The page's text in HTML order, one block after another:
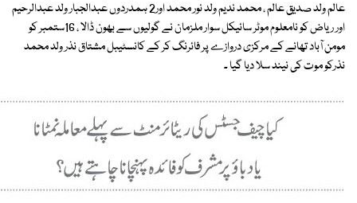
عالم ولد صدیق عالم ، محمد ندیم ولد نور محمد اور2 ہمدردوں عبدالجبار ولد عبدالرحیم
اور ریاض کو نامعلوم موٹر سائیکل سوار ملزمان نے گولیوں سے بھون ڈالا ، 16ستمبر کو
مومن آباد تھانے کے مرکزی دروازے پر فائرنگ کر کے کانسٹیبل مشتاق نذر ولد محمد
نذرکو موت کی نیند سلا دیا گیا ۔